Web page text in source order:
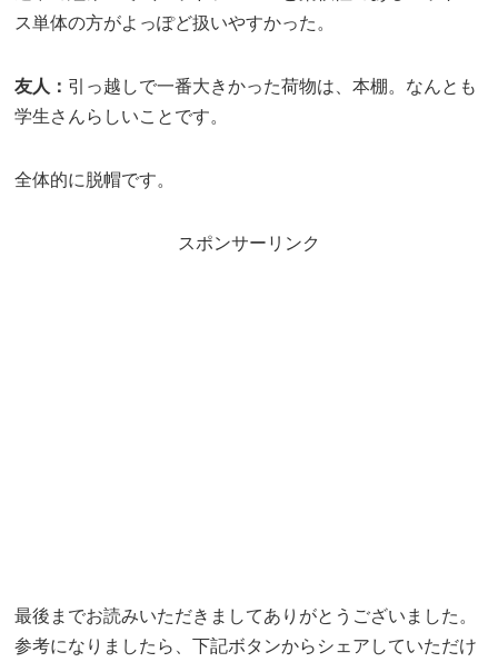
ス単体の方がよっぽど扱いやすかった。
友人： 引っ越しで一番大きかった荷物は、本棚。なんとも
学生さんらしいことです。
全体的に脱帽です。
スポンサーリンク
最後までお読みいただきましてありがとうございました。
参考になりましたら、下記ボタンからシェアしていただけ